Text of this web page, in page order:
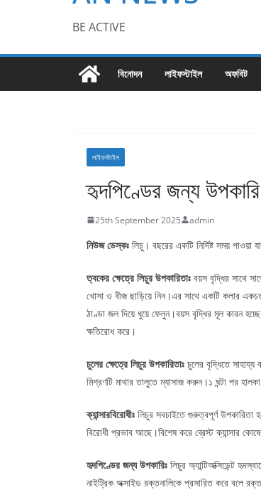
BE ACTIVE
বিনোদন লাইফস্টাইল অফবিট
লাইফস্টাইল
হৃদপিণ্ডের জন্য
25th September 2025 admin
নিউজ ডেস্কঃ লিচু। বছরের একটি নির্দিষ্ট সময়
ত্বকের ক্ষেত্রে লিচুর উপকারিতাঃ বয়স বৃদ্ধির সাথে
খোসা ও বীজ ছাড়িয়ে নিন।এর সাথে একটি কলার
ঠাণ্ডা জল দিয়ে ধুয়ে ফেলুন।বয়স বৃদ্ধির মূল কারন
ক্ষতিরোধ করে।
চুলের ক্ষেত্রে লিচুর উপকারিতাঃ চুলের বৃদ্ধিতে
মিশ্রণটি মাথার তালুতে ম্যাসাজ করুন।১ ঘন্টা পর
ক্যান্সারবিরোধীঃ লিচুর সবচাইতে গুরুত্বপূর্ণ উপকারিতা
বিরোধী প্রভাব আছে।বিশেষ করে ব্রেস্ট ক্যান্সার
হৃদপিণ্ডের জন্য উপকারিঃ লিচুর অ্যান্টিঅক্সিডেন্ট
নাইট্রিক অক্সাইড রক্তনালিকে প্রসারিত করে বলে